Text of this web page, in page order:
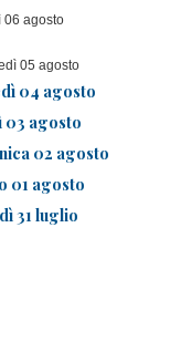
06 agosto
05 agosto
04 agosto
03 agosto
02 agosto
01 agosto
31 luglio